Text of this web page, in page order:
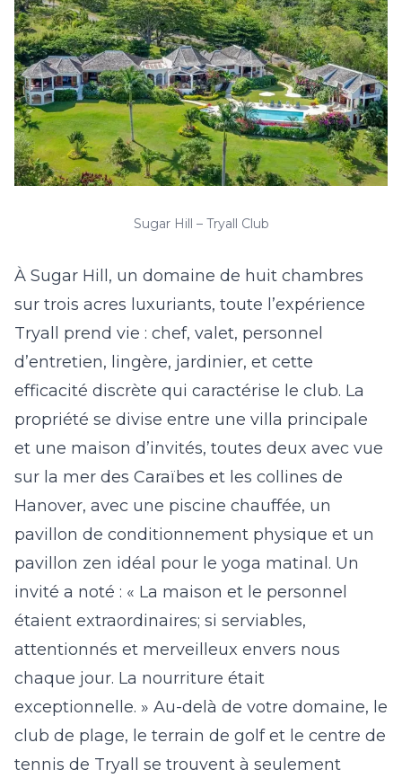
Sugar Hill – Tryall Club
À Sugar Hill , un domaine de huit chambres
sur trois acres luxuriants, toute l’expérience
Tryall prend vie : chef, valet, personnel
d’entretien, lingère, jardinier, et cette
efficacité discrète qui caractérise le club. La
propriété se divise entre une villa principale
et une maison d’invités, toutes deux avec vue
sur la mer des Caraïbes et les collines de
Hanover, avec une piscine chauffée, un
pavillon de conditionnement physique et un
pavillon zen idéal pour le yoga matinal. Un
invité a noté : « La maison et le personnel
étaient extraordinaires; si serviables,
attentionnés et merveilleux envers nous
chaque jour. La nourriture était
exceptionnelle. » Au-delà de votre domaine, le
club de plage, le terrain de golf et le centre de
tennis de Tryall se trouvent à seulement